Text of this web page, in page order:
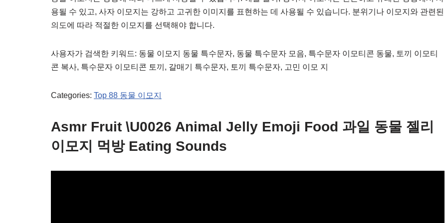
용될 수 있고, 사자 이모지는 강하고 고귀한 이미지를 표현하는 데 사용될 수 있습니다. 분위기나 이모지와 관련된
의도에 따라 적절한 이모지를 선택해야 합니다.
사용자가 검색한 키워드: 동물 이모지 동물 특수문자, 동물 특수문자 모음, 특수문자 이모티콘 동물, 토끼 이모티
콘 복사, 특수문자 이모티콘 토끼, 갈매기 특수문자, 토끼 특수문자, 고민 이모 지
Categories: Top 88 동물 이모지
Asmr Fruit \U0026 Animal Jelly Emoji Food 과일 동물 젤리
이모지 먹방 Eating Sounds